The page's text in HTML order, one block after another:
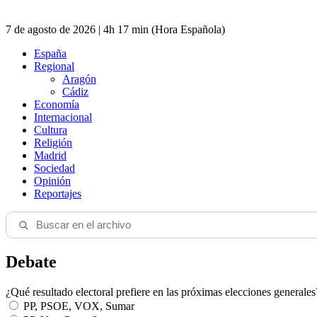
7 de agosto de 2026 | 4h 17 min (Hora Española)
España
Regional
Aragón
Cádiz
Economía
Internacional
Cultura
Religión
Madrid
Sociedad
Opinión
Reportajes
Debate
¿Qué resultado electoral prefiere en las próximas elecciones
PP, PSOE, VOX, Sumar